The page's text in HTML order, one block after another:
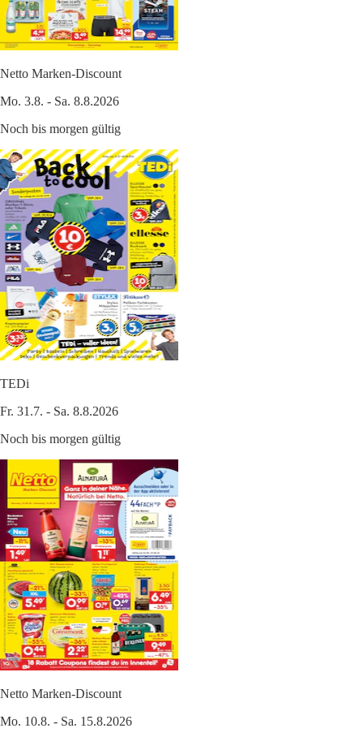
Netto Marken-Discount
Mo. 3.8. - Sa. 8.8.2026
Noch bis morgen gültig
TEDi
Fr. 31.7. - Sa. 8.8.2026
Noch bis morgen gültig
Netto Marken-Discount
Mo. 10.8. - Sa. 15.8.2026